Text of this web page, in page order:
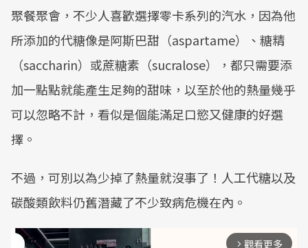
聚餐聚會，不少人喜歡選擇零卡系列的汽水，因為他
所添加的代糖像是阿斯巴甜（aspartame）、糖精
（saccharin）或蔗糖素（sucralose），都只需要添
加一點點就能產生足夠的甜味，以至於他的熱量幾乎
可以忽略不計，看似是個能滿足口慾又健康的好選
擇。
不過，可別以為少掉了熱量就沒事了！人工代糖以及
碳酸類飲料仍舊潛藏了不少致病危機在內。
arrow_forward_ios 觀看更多